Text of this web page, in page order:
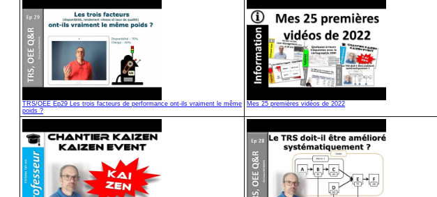
TRS/OEE Ep29 Les trois facteurs de performance ont-ils vraiment le même
poids ?
Mes 25 premières vidéos de 2022